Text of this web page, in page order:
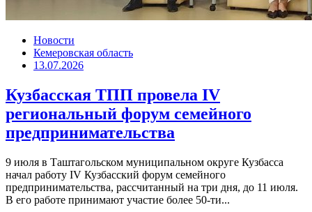
Новости
Кемеровская область
13.07.2026
Кузбасская ТПП провела IV
региональный форум семейного
предпринимательства
9 июля в Таштагольском муниципальном округе Кузбасса
начал работу IV Кузбасский форум семейного
предпринимательства, рассчитанный на три дня, до 11 июля.
В его работе принимают участие более 50-ти...